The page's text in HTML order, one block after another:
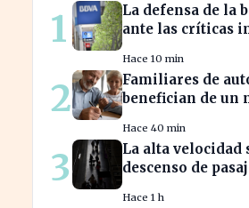
1
La defensa de la
ante las críticas
hipotecario
Hace 10 min
2
Familiares de
benefician de un
Hace 40 min
3
La alta velocidad
descenso de
Hace 1 h